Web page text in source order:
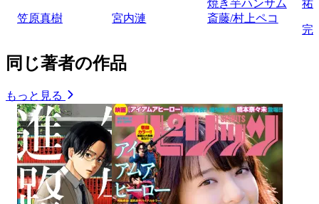
笠原真樹 宮内漣
焼き芋ハンサム
斎藤/村上ペコ
祐
完
同じ著者の作品
もっと見る